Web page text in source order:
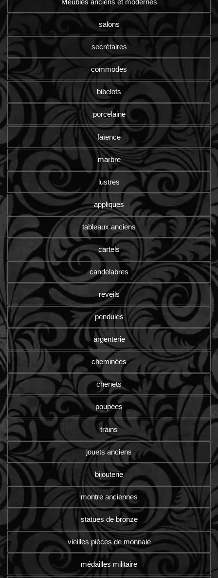
Meubles anciens et modernes
salons
secrétaires
commodes
bibelots
porcelaine
faïence
marbre
lustres
appliques
tableaux anciens
cartels
candelabres
reveils
pendules
argenterie
cheminées
chenets
poupées
trains
jouets anciens
bijouterie
montre anciennes
statues de bronze
vieilles pièces de monnaie
médailles militaire